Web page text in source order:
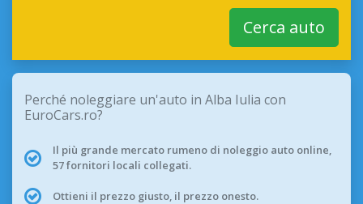
Cerca auto
Perché noleggiare un'auto in Alba Iulia con
EuroCars.ro?
Il più grande mercato rumeno di noleggio auto online,
57 fornitori locali collegati.
Ottieni il prezzo giusto, il prezzo onesto.